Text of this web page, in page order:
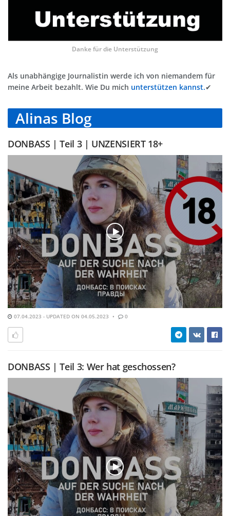
Danke für die Unterstützung
Als unabhängige Journalistin werde ich von niemandem für
meine Arbeit bezahlt. Wie Du mich unterstützen kannst.✔
Alinas Blog
DONBASS | Teil 3 | UNZENSIERT 18+
07.04.2023 - UPDATED ON 04.05.2023 0
DONBASS | Teil 3: Wer hat geschossen?